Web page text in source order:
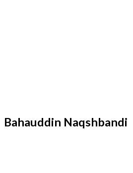
Bahauddin Naqshbandi